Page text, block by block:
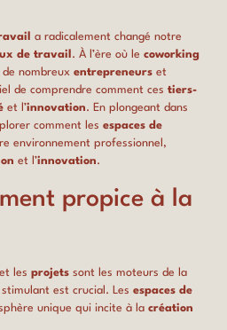
a radicalement changé notre
de travail . À l’ère où le coworking
nombreux entrepreneurs et
de comprendre comment ces tiers-
et l’innovation. En plongeant dans
comment les espaces de
environnement professionnel,
et l’innovation.
propice à la
et les projets sont les moteurs de la
stimulant est crucial. Les espaces de
unique qui incite à la création